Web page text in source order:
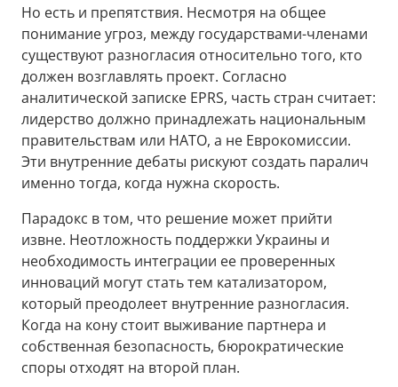
Но есть и препятствия. Несмотря на общее
понимание угроз, между государствами-членами
существуют разногласия относительно того, кто
должен возглавлять проект. Согласно
аналитической записке EPRS, часть стран считает:
лидерство должно принадлежать национальным
правительствам или НАТО, а не Еврокомиссии.
Эти внутренние дебаты рискуют создать паралич
именно тогда, когда нужна скорость.
Парадокс в том, что решение может прийти
извне. Неотложность поддержки Украины и
необходимость интеграции ее проверенных
инноваций могут стать тем катализатором,
который преодолеет внутренние разногласия.
Когда на кону стоит выживание партнера и
собственная безопасность, бюрократические
споры отходят на второй план.